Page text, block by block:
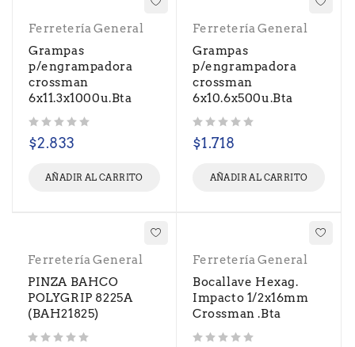
Ferretería General
Grampas
p/engrampadora
crossman
6x11.3x1000u.Bta
$2.833
AÑADIR AL CARRITO
Ferretería General
Grampas
p/engrampadora
crossman
6x10.6x500u.Bta
$1.718
AÑADIR AL CARRITO
Ferretería General
PINZA BAHCO
POLYGRIP 8225A
(BAH21825)
Ferretería General
Bocallave Hexag.
Impacto 1/2x16mm
Crossman .Bta